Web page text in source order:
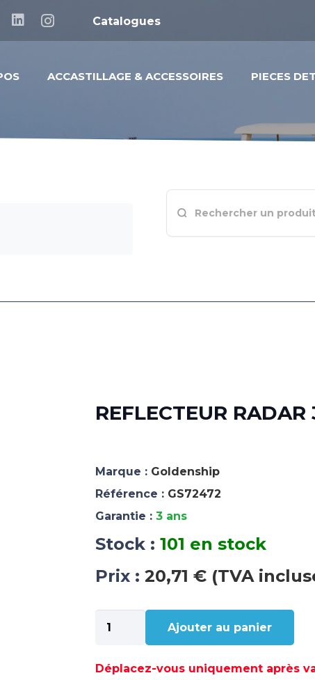
Catalogues
ACCASTILLAGE & ACCESSOIRES PIECES
REFLECTEUR
Marque : Goldenship
Référence : GS72472
Garantie : 3 ans
Stock : 101 en stock
Prix : 20,71 € (TVA
quantité
de
RADAR
Ajouter au panier
Déplacez-vous uniquement après